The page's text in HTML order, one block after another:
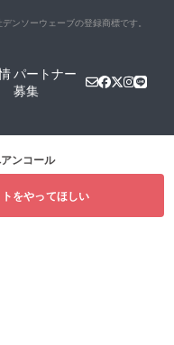
ンソーウェーブの登録商標です。
パートナー
募集
ンコール
をやってほしい